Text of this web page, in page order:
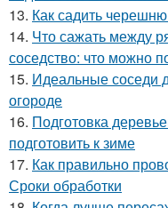
13. Как садить
14. Что сажать между
соседство: что можно
15. Идеальные соседи
огороде
16. Подготовка
подготовить к зиме
17. Как правильно
Сроки обработки